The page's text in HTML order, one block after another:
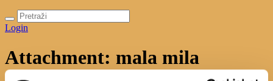
Login
Attachment: mala mila